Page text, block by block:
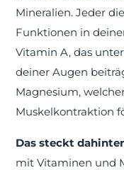
Mineralien. Jeder
Funktionen in
Vitamin A, das
deiner Augen
Magnesium,
Muskelkontraktion
Das steckt
mit Vitaminen und